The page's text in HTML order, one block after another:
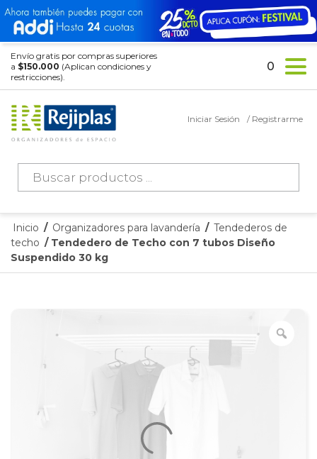
Envío gratis por compras superiores
a $150.000 (Aplican condiciones y
restricciones).
Búsqueda
productos
Iniciar Sesión / Registrarme
0
Inicio / Organizadores para lavandería / Tendederos de
techo / Tendedero de Techo con 7 tubos Diseño
Suspendido 30 kg